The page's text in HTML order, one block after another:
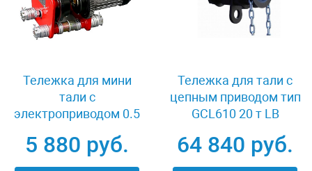
Тележка для мини
тали с
электроприводом 0.5
5 880 руб.
Тележка для тали с
цепным приводом тип
GCL610 20 т LB
64 840 руб.